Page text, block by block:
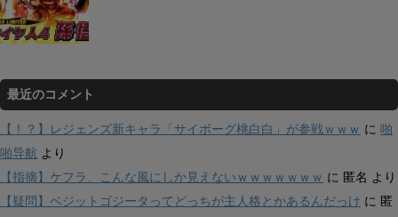
最近のコメント
【！？】レジェンズ新キャラ「サイボーグ桃白白」が参戦ｗｗｗ に 啪
啪导航 より
【指摘】ケフラ、こんな風にしか見えないｗｗｗｗｗｗｗ に 匿名 より
【疑問】ベジットゴジータってどっちが主人格とかあるんだっけ に 匿